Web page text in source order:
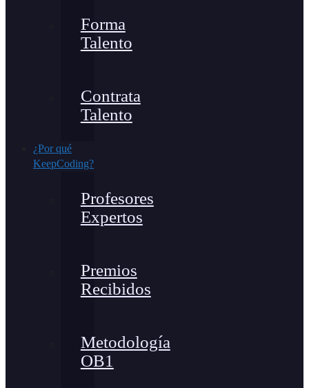
Forma
Talento
Contrata
Talento
¿Por qué
KeepCoding?
Profesores
Expertos
Premios
Recibidos
Metodología
OB1